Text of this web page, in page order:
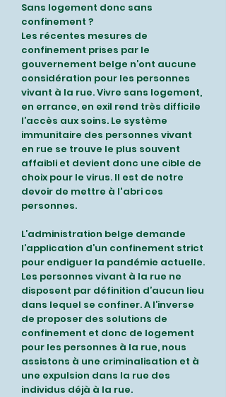
Sans logement donc sans
confinement ?
Les récentes mesures de
confinement prises par le
gouvernement belge n’ont aucune
considération pour les personnes
vivant à la rue. Vivre sans logement,
en errance, en exil rend très difficile
l’accès aux soins. Le système
immunitaire des personnes vivant
en rue se trouve le plus souvent
affaibli et devient donc une cible de
choix pour le virus. Il est de notre
devoir de mettre à l'abri ces
personnes.
L’administration belge demande
l’application d’un confinement strict
pour endiguer la pandémie actuelle.
Les personnes vivant à la rue ne
disposent par définition d’aucun lieu
dans lequel se confiner. A l’inverse
de proposer des solutions de
confinement et donc de logement
pour les personnes à la rue, nous
assistons à une criminalisation et à
une expulsion dans la rue des
individus déjà à la rue.